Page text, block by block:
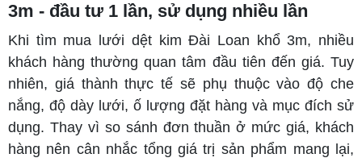
3m - đầu tư 1 lần, sử dụng nhiều lần
Khi tìm mua lưới dệt kim Đài Loan khổ 3m, nhiều
khách hàng thường quan tâm đầu tiên đến giá. Tuy
nhiên, giá thành thực tế sẽ phụ thuộc vào độ che
nắng, độ dày lưới, ố lượng đặt hàng và mục đích sử
dụng. Thay vì so sánh đơn thuần ở mức giá, khách
hàng nên cân nhắc tổng giá trị sản phẩm mang lại,